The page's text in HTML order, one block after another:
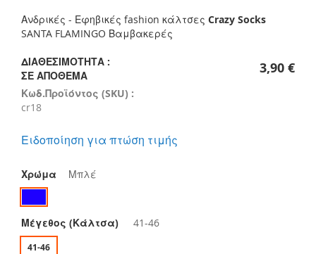
the
images
Ανδρικές - Εφηβικές fashion κάλτσες Crazy Socks
SANTA FLAMINGO Βαμβακερές
ΔΙΑΘΕΣΙΜΌΤΗΤΑ :
ΣΕ ΑΠΌΘΕΜΑ
Κωδ.Προϊόντος (SKU) :
cr18
3,90 €
Ειδοποίηση για πτώση τιμής
Χρώμα Μπλέ
Μέγεθος (Κάλτσα) 41-46
41-46